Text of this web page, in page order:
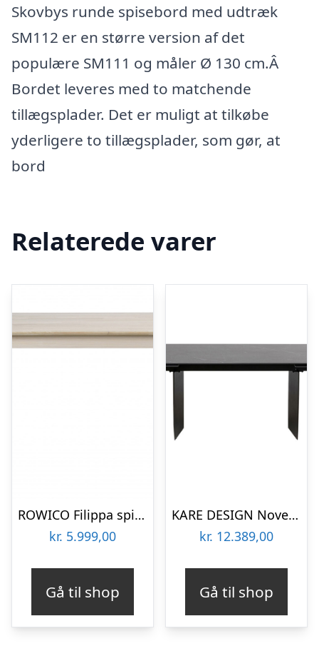
Skovbys runde spisebord med udtræk
SM112 er en større version af det
populære SM111 og måler Ø 130 cm.Â
Bordet leveres med to matchende
tillægsplader. Det er muligt at tilkøbe
yderligere to tillægsplader, som gør, at
bord
Relaterede varer
ROWICO Filippa spisebord – hvidolieret eg, m. udtræk (180×90)
kr. 5.999,00
Gå til shop
KARE DESIGN Novel spisebord, inkl. 2 tillægsplader – sort keramik stentøj og stål (180(40+40)x90)
kr. 12.389,00
Gå til shop